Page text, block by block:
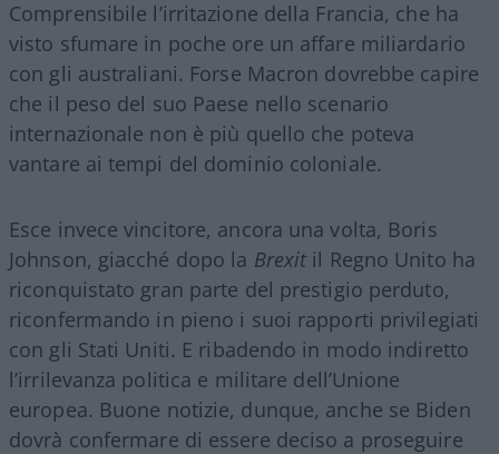
Comprensibile l’irritazione della Francia, che ha
visto sfumare in poche ore un affare miliardario
con gli australiani. Forse Macron dovrebbe capire
che il peso del suo Paese nello scenario
internazionale non è più quello che poteva
vantare ai tempi del dominio coloniale.
Esce invece vincitore, ancora una volta, Boris
Johnson, giacché dopo la Brexit il Regno Unito ha
riconquistato gran parte del prestigio perduto,
riconfermando in pieno i suoi rapporti privilegiati
con gli Stati Uniti. E ribadendo in modo indiretto
l’irrilevanza politica e militare dell’Unione
europea. Buone notizie, dunque, anche se Biden
dovrà confermare di essere deciso a proseguire